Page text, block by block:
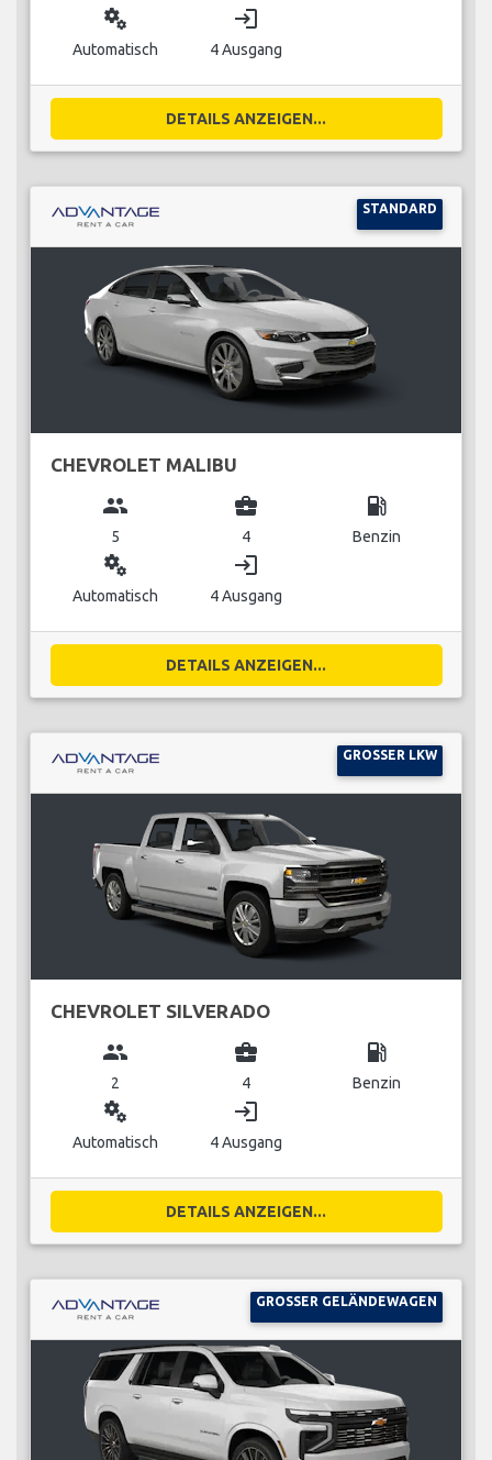
miscellaneous_services
Automatisch
login
4 Ausgang
DETAILS ANZEIGEN...
STANDARD
CHEVROLET MALIBU
group
5
business_center
4
local_gas_station
Benzin
miscellaneous_services
Automatisch
login
4 Ausgang
DETAILS ANZEIGEN...
GROSSER LKW
CHEVROLET SILVERADO
group
2
business_center
4
local_gas_station
Benzin
miscellaneous_services
Automatisch
login
4 Ausgang
DETAILS ANZEIGEN...
GROSSER GELÄNDEWAGEN